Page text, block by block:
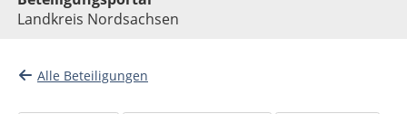
Landkreis Nordsachsen
Alle Beteiligungen